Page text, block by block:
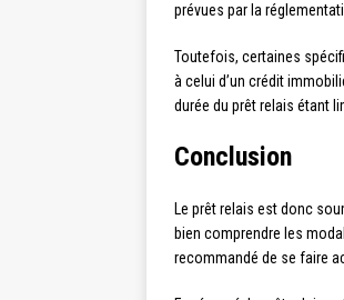
prévues par la
Toutefois, certaines
à celui d’un crédit
durée du prêt relais étant
Conclusion
Le prêt relais est donc
bien comprendre les
recommandé de se faire